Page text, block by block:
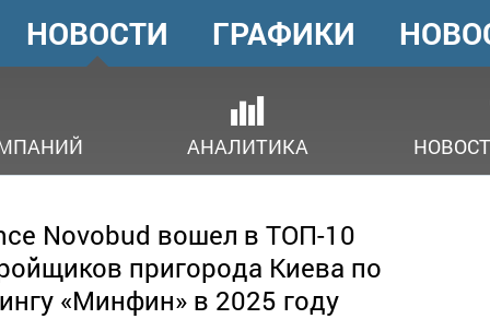
ГОЛОВНЕ
МЕНЮ
НОВОСТИ
АНАЛИТИКА
ГРАФИКИ
Novobud вошел в ТОП-10
пригорода Киева по
«Минфин» в 2025 году